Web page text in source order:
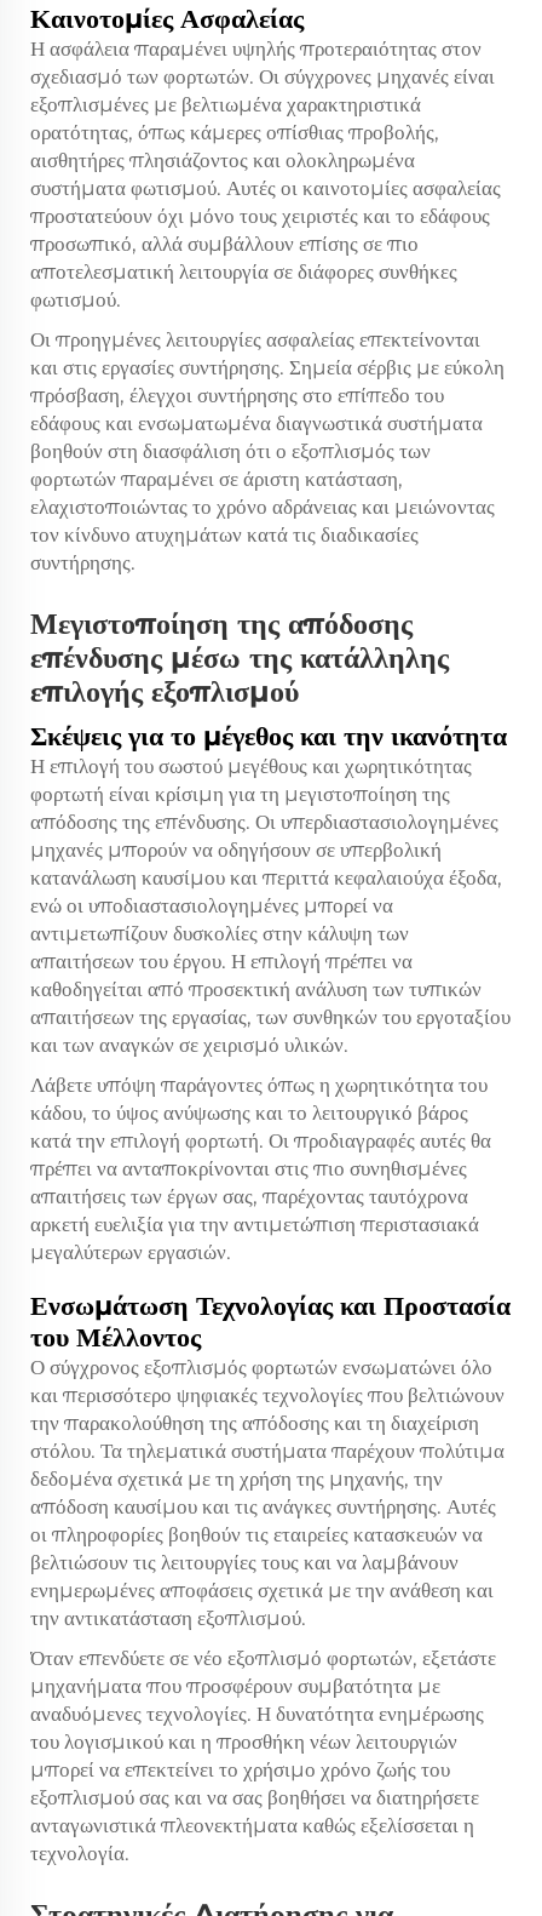
Καινοτομίες Ασφαλείας
Η ασφάλεια παραμένει υψηλής προτεραιότητας στον
σχεδιασμό των φορτωτών. Οι σύγχρονες μηχανές είναι
εξοπλισμένες με βελτιωμένα χαρακτηριστικά
ορατότητας, όπως κάμερες οπίσθιας προβολής,
αισθητήρες πλησιάζοντος και ολοκληρωμένα
συστήματα φωτισμού. Αυτές οι καινοτομίες ασφαλείας
προστατεύουν όχι μόνο τους χειριστές και το εδάφους
προσωπικό, αλλά συμβάλλουν επίσης σε πιο
αποτελεσματική λειτουργία σε διάφορες συνθήκες
φωτισμού.
Οι προηγμένες λειτουργίες ασφαλείας επεκτείνονται
και στις εργασίες συντήρησης. Σημεία σέρβις με εύκολη
πρόσβαση, έλεγχοι συντήρησης στο επίπεδο του
εδάφους και ενσωματωμένα διαγνωστικά συστήματα
βοηθούν στη διασφάλιση ότι ο εξοπλισμός των
φορτωτών παραμένει σε άριστη κατάσταση,
ελαχιστοποιώντας το χρόνο αδράνειας και μειώνοντας
τον κίνδυνο ατυχημάτων κατά τις διαδικασίες
συντήρησης.
Μεγιστοποίηση της απόδοσης
επένδυσης μέσω της κατάλληλης
επιλογής εξοπλισμού
Σκέψεις για το μέγεθος και την ικανότητα
Η επιλογή του σωστού μεγέθους και χωρητικότητας
φορτωτή είναι κρίσιμη για τη μεγιστοποίηση της
απόδοσης της επένδυσης. Οι υπερδιαστασιολογημένες
μηχανές μπορούν να οδηγήσουν σε υπερβολική
κατανάλωση καυσίμου και περιττά κεφαλαιούχα έξοδα,
ενώ οι υποδιαστασιολογημένες μπορεί να
αντιμετωπίζουν δυσκολίες στην κάλυψη των
απαιτήσεων του έργου. Η επιλογή πρέπει να
καθοδηγείται από προσεκτική ανάλυση των τυπικών
απαιτήσεων της εργασίας, των συνθηκών του εργοταξίου
και των αναγκών σε χειρισμό υλικών.
Λάβετε υπόψη παράγοντες όπως η χωρητικότητα του
κάδου, το ύψος ανύψωσης και το λειτουργικό βάρος
κατά την επιλογή φορτωτή. Οι προδιαγραφές αυτές θα
πρέπει να ανταποκρίνονται στις πιο συνηθισμένες
απαιτήσεις των έργων σας, παρέχοντας ταυτόχρονα
αρκετή ευελιξία για την αντιμετώπιση περιστασιακά
μεγαλύτερων εργασιών.
Ενσωμάτωση Τεχνολογίας και Προστασία
του Μέλλοντος
Ο σύγχρονος εξοπλισμός φορτωτών ενσωματώνει όλο
και περισσότερο ψηφιακές τεχνολογίες που βελτιώνουν
την παρακολούθηση της απόδοσης και τη διαχείριση
στόλου. Τα τηλεματικά συστήματα παρέχουν πολύτιμα
δεδομένα σχετικά με τη χρήση της μηχανής, την
απόδοση καυσίμου και τις ανάγκες συντήρησης. Αυτές
οι πληροφορίες βοηθούν τις εταιρείες κατασκευών να
βελτιώσουν τις λειτουργίες τους και να λαμβάνουν
ενημερωμένες αποφάσεις σχετικά με την ανάθεση και
την αντικατάσταση εξοπλισμού.
Όταν επενδύετε σε νέο εξοπλισμό φορτωτών, εξετάστε
μηχανήματα που προσφέρουν συμβατότητα με
αναδυόμενες τεχνολογίες. Η δυνατότητα ενημέρωσης
του λογισμικού και η προσθήκη νέων λειτουργιών
μπορεί να επεκτείνει το χρήσιμο χρόνο ζωής του
εξοπλισμού σας και να σας βοηθήσει να διατηρήσετε
ανταγωνιστικά πλεονεκτήματα καθώς εξελίσσεται η
τεχνολογία.